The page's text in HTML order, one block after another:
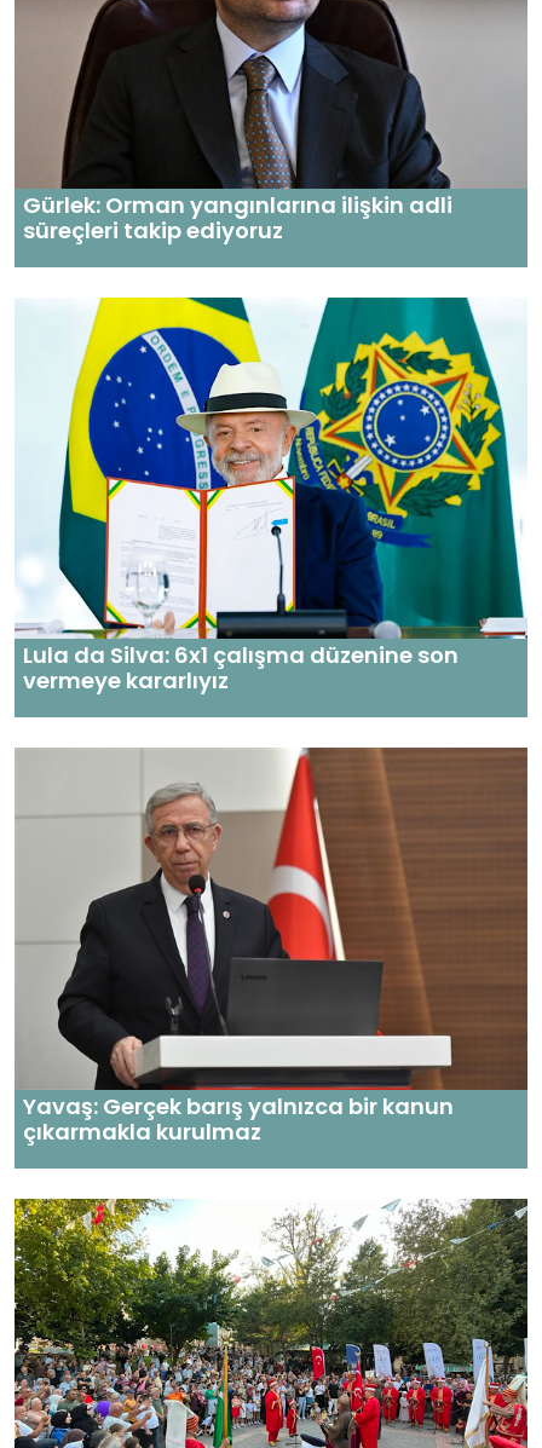
Gürlek: Orman yangınlarına ilişkin adli
süreçleri takip ediyoruz
Lula da Silva: 6x1 çalışma düzenine son
vermeye kararlıyız
Yavaş: Gerçek barış yalnızca bir kanun
çıkarmakla kurulmaz